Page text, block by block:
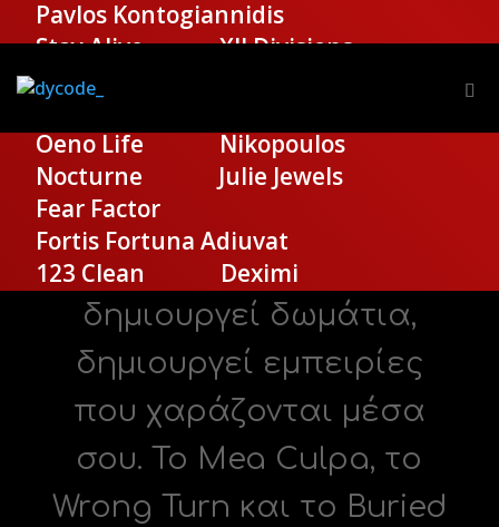
Fear Factor
Το Fear Factor δεν
δημιουργεί δωμάτια,
δημιουργεί εμπειρίες
που χαράζονται μέσα
σου. Το Mea Culpa, το
Wrong Turn και το Buried
Pavlos Kontogiannidis
Stay Alive
XII Divisions
Seance
Oeno Life
Nikopoulos
Nocturne
Julie Jewels
Fear Factor
Fortis Fortuna Adiuvat
123 Clean
Deximi